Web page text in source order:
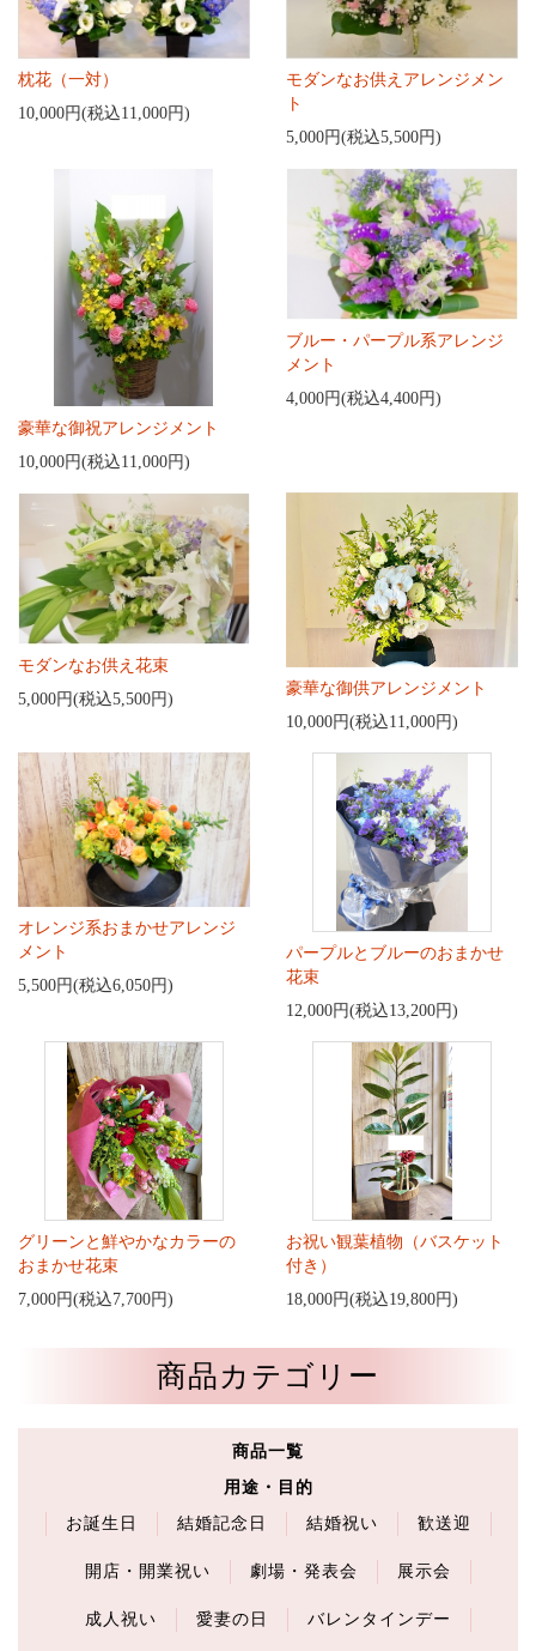
枕花（一対）
10,000円(税込11,000円)
モダンなお供えアレンジメン
ト
5,000円(税込5,500円)
豪華な御祝アレンジメント
10,000円(税込11,000円)
ブルー・パープル系アレンジ
メント
4,000円(税込4,400円)
モダンなお供え花束
5,000円(税込5,500円)
豪華な御供アレンジメント
10,000円(税込11,000円)
オレンジ系おまかせアレンジ
メント
5,500円(税込6,050円)
パープルとブルーのおまかせ
花束
12,000円(税込13,200円)
グリーンと鮮やかなカラーの
おまかせ花束
7,000円(税込7,700円)
お祝い観葉植物（バスケット
付き）
18,000円(税込19,800円)
商品カテゴリー
商品一覧
用途・目的
お誕生日
結婚記念日 結婚祝い 歓送迎
開店・開業祝い 劇場・発表会 展示会
成人祝い 愛妻の日 バレンタインデー